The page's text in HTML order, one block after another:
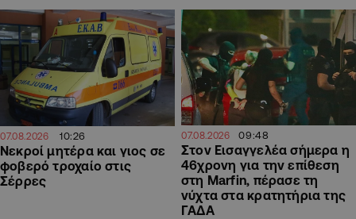
07.08.2026 10:26
Νεκροί μητέρα και γιος σε
φοβερό τροχαίο στις
Σέρρες
07.08.2026 09:48
Στον Εισαγγελέα σήμερα η
46χρονη για την επίθεση
στη Marfin, πέρασε τη
νύχτα στα κρατητήρια της
ΓΑΔΑ